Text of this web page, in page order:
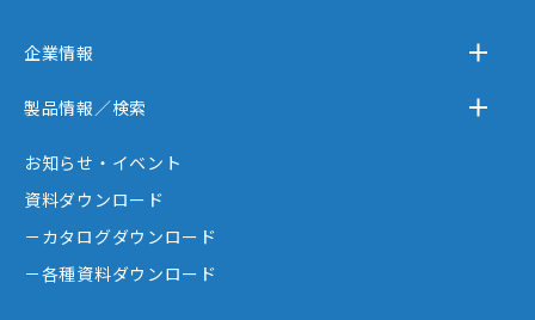
企業情報
－企業情報
－テクノスジャパンが選ばれる理由
－創業者大西秀憲ヒストリー
製品情報／検索
お知らせ・イベント
資料ダウンロード
－カタログダウンロード
－各種資料ダウンロード